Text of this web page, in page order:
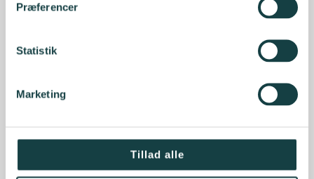
Præferencer
Statistik
Marketing
Tillad alle